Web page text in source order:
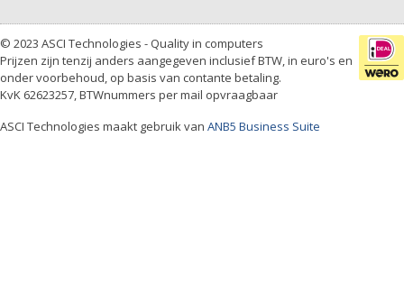
© 2023 ASCI Technologies - Quality in computers
Prijzen zijn tenzij anders aangegeven inclusief BTW, in euro's en
onder voorbehoud, op basis van contante betaling.
KvK 62623257, BTWnummers per mail opvraagbaar
ASCI Technologies maakt gebruik van ANB5 Business Suite